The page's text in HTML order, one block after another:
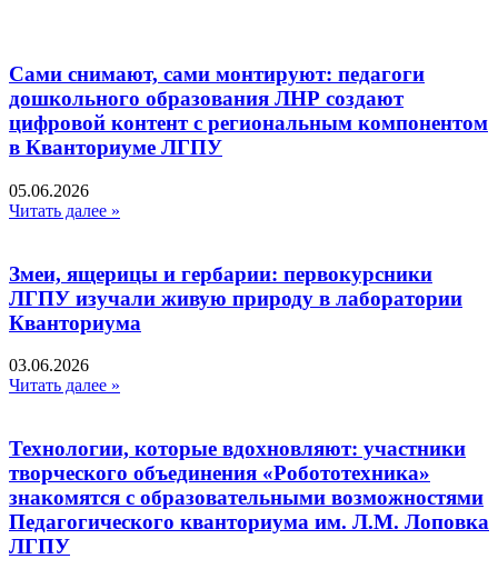
Сами снимают, сами монтируют: педагоги
дошкольного образования ЛНР создают
цифровой контент с региональным компонентом
в Кванториуме ЛГПУ​
05.06.2026
Читать далее »
Змеи, ящерицы и гербарии: первокурсники
ЛГПУ изучали живую природу в лаборатории
Кванториума
03.06.2026
Читать далее »
Технологии, которые вдохновляют: участники
творческого объединения «Робототехника»
знакомятся с образовательными возможностями
Педагогического кванториума им. Л.М. Лоповка
ЛГПУ